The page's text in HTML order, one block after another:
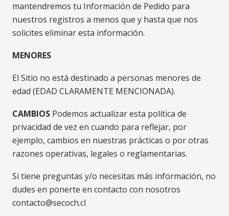
mantendremos tu Información de Pedido para
nuestros registros a menos que y hasta que nos
solicites eliminar esta información.
MENORES
El Sitio no está destinado a personas menores de
edad (EDAD CLARAMENTE MENCIONADA).
CAMBIOS Podemos actualizar esta política de
privacidad de vez en cuando para reflejar, por
ejemplo, cambios en nuestras prácticas o por otras
razones operativas, legales o reglamentarias.
Si tiene preguntas y/o necesitas más información, no
dudes en ponerte en contacto con nosotros
contacto@secoch.cl